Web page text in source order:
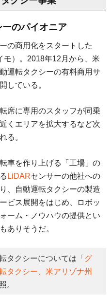
ーのパイオニア
の商用化をスタートした
モ）。2018年12月から、米
運転タクシーの有料商用サ
している。
席に専用のスタッフが同乗
くエリアを拡大するなど次
る。
車を作り上げる「工場」の
LiDARセンサーの他社への
、自動運転タクシーの製造
ビス展開をはじめ、ロボッ
ーム・ノウハウの提供とい
ありそうだ。
タクシーについては「 グ
タクシー、米アリゾナ州
。